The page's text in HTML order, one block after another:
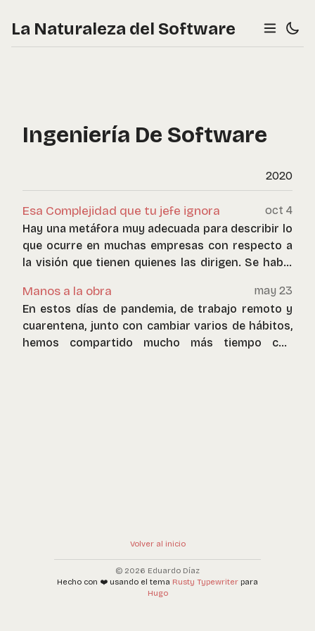
La Naturaleza del Software
Ingeniería De Software
2020
Esa Complejidad que tu jefe ignora
oct 4
Hay una metáfora muy adecuada para describir lo
que ocurre en muchas empresas con respecto a
la visión que tienen quienes las dirigen. Se habla
Manos a la obra
may 23
En estos días de pandemia, de trabajo remoto y
cuarentena, junto con cambiar varios de hábitos,
hemos compartido mucho más tiempo con
Volver al inicio
© 2026 Eduardo Díaz
Hecho con ❤️ usando el tema Rusty Typewriter para
Hugo